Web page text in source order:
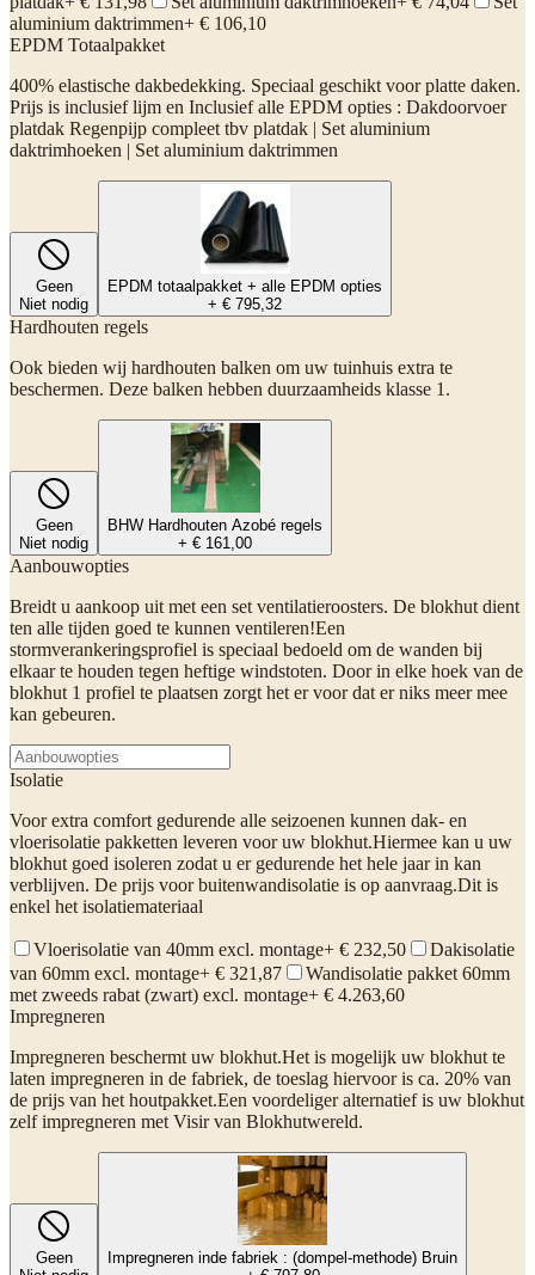
aluminium daktrimmen+ € 106,10
EPDM Totaalpakket
400% elastische dakbedekking. Speciaal geschikt voor platte daken.
Prijs is inclusief lijm en Inclusief alle EPDM opties : Dakdoorvoer
platdak Regenpijp compleet tbv platdak | Set aluminium
daktrimhoeken | Set aluminium daktrimmen
Geen
Niet nodig
EPDM totaalpakket + alle EPDM opties
+ € 795,32
Hardhouten regels
Ook bieden wij hardhouten balken om uw tuinhuis extra te
beschermen. Deze balken hebben duurzaamheids klasse 1.
Geen
Niet nodig
BHW Hardhouten Azobé regels
+ € 161,00
Aanbouwopties
Breidt u aankoop uit met een set ventilatieroosters. De blokhut dient
ten alle tijden goed te kunnen ventileren!Een
stormverankeringsprofiel is speciaal bedoeld om de wanden bij
elkaar te houden tegen heftige windstoten. Door in elke hoek van de
blokhut 1 profiel te plaatsen zorgt het er voor dat er niks meer mee
kan gebeuren.
Isolatie
Voor extra comfort gedurende alle seizoenen kunnen dak- en
vloerisolatie pakketten leveren voor uw blokhut.Hiermee kan u uw
blokhut goed isoleren zodat u er gedurende het hele jaar in kan
verblijven. De prijs voor buitenwandisolatie is op aanvraag.Dit is
enkel het isolatiemateriaal
Vloerisolatie van 40mm excl. montage+ € 232,50
Dakisolatie
van 60mm excl. montage+ € 321,87
Wandisolatie pakket 60mm
met zweeds rabat (zwart) excl. montage+ € 4.263,60
Impregneren
Impregneren beschermt uw blokhut.Het is mogelijk uw blokhut te
laten impregneren in de fabriek, de toeslag hiervoor is ca. 20% van
de prijs van het houtpakket.Een voordeliger alternatief is uw blokhut
zelf impregneren met Visir van Blokhutwereld.
Geen
Impregneren inde fabriek : (dompel-methode) Bruin